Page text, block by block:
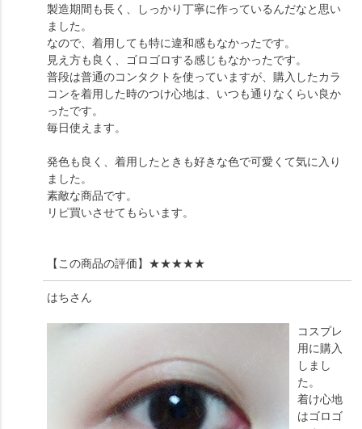
製造期間も長く、しっかり丁寧に作っているんだなと思い
ました。
なので、着用しても特に違和感もなかったです。
見え方も良く、ゴロゴロする感じもなかったです。
普段は普通のコンタクトを使っていますが、購入したカラ
コンを着用した時のつけ心地は、いつも通りなくらい良か
ったです。
毎日使えます。
発色も良く、着用したときも好きな色で可愛くて気に入り
ました。
素敵な商品です。
リピ買いさせてもらいます。
【この商品の評価】 ★★★★★
はちさん
コスプレ
用に購入
しまし
た。
着け心地
はゴロゴ